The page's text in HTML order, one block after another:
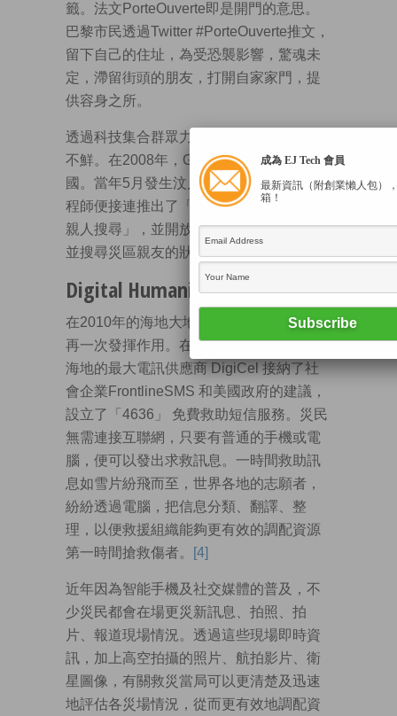
籤。法文PorteOuverte即是開門的意思。
巴黎市民透過Twitter #PorteOuverte推文，
留下自己的住址，為受恐襲影響，驚魂未
定，滯留街頭的朋友，打開自家家門，提
供容身之所。
透過科技集合群眾力量救災，在近年屢見
不鮮。在2008年，Google還沒有退出中
國。當年5月發生汶川地震，谷歌中國的工
程師便接連推出了「物資地圖」及「災區
親人搜尋」，並開放了平台，供群眾確認
並搜尋災區親友的狀況。[3]
Digital Humanitarianism
在2010年的海地大地震，Crowdsourcing
再一次發揮作用。在地震發生48小時內，
海地的最大電訊供應商 DigiCel 接納了社
會企業FrontlineSMS 和美國政府的建議，
設立了「4636」 免費救助短信服務。災民
無需連接互聯網，只要有普通的手機或電
腦，便可以發出求救訊息。一時間救助訊
息如雪片紛飛而至，世界各地的志願者，
紛紛透過電腦，把信息分類、翻譯、整
理，以便救援組織能夠更有效的調配資源
第一時間搶救傷者。
[4]
近年因為智能手機及社交媒體的普及，不
少災民都會在場更災新訊息、拍照、拍
片、報道現場情況。透過這些現場即時資
訊，加上高空拍攝的照片、航拍影片、衛
星圖像，有關救災當局可以更清楚及迅速
地評估各災場情況，從而更有效地調配資
成為 EJ Tech 會員
最新資訊（附創業懶人包）
箱！